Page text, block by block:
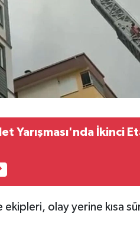
Yarışması'nda İkinci
olay yerine kısa